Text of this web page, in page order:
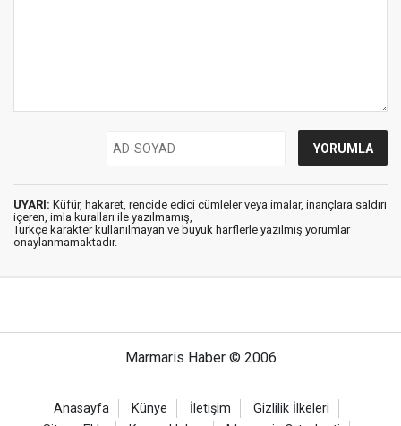
UYARI: Küfür, hakaret, rencide edici cümleler veya imalar, inançlara saldırı
içeren, imla kuralları ile yazılmamış,
Türkçe karakter kullanılmayan ve büyük harflerle yazılmış yorumlar
onaylanmamaktadır.
Marmaris Haber © 2006
Anasayfa Künye İletişim
Gizlilik İlkeleri